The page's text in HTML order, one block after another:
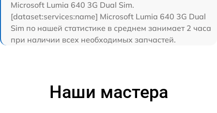
Microsoft Lumia 640 3G Dual Sim.
[dataset:services:name] Microsoft Lumia 640 3G Dual
Sim по нашей статистике в среднем занимает 2 часа
при наличии всех необходимых запчастей.
Наши мастера